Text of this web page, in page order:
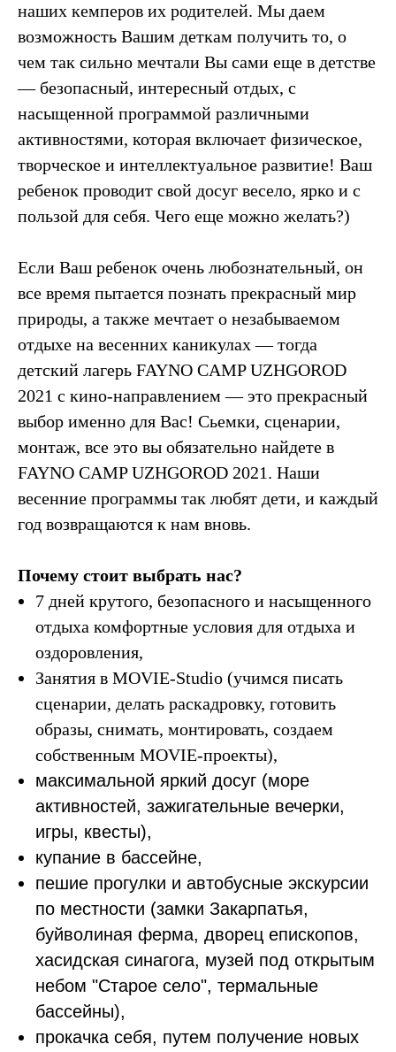
наших кемперов их родителей. Мы даем
возможность Вашим деткам получить то, о
чем так сильно мечтали Вы сами еще в детстве
— безопасный, интересный отдых, с
насыщенной программой различными
активностями, которая включает физическое,
творческое и интеллектуальное развитие! Ваш
ребенок проводит свой досуг весело, ярко и с
пользой для себя. Чего еще можно желать?)
Если Ваш ребенок очень любознательный, он
все время пытается познать прекрасный мир
природы, а также мечтает о незабываемом
отдыхе на весенних каникулах — тогда
детский лагерь FAYNO CAMP UZHGOROD
2021 с кино-направлением — это прекрасный
выбор именно для Вас! Сьемки, сценарии,
монтаж, все это вы обязательно найдете в
FAYNO CAMP UZHGOROD 2021. Наши
весенние программы так любят дети, и каждый
год возвращаются к нам вновь.
Почему стоит выбрать нас?
7 дней крутого, безопасного и насыщенного
отдыха комфортные условия для отдыха и
оздоровления,
Занятия в MOVIE-Studio (учимся писать
сценарии, делать раскадровку, готовить
образы, снимать, монтировать, создаем
собственным MOVIE-проекты),
максимальной яркий досуг (море
активностей, зажигательные вечерки,
игры, квесты),
купание в бассейне,
пешие прогулки и автобусные экскурсии
по местности (замки Закарпатья,
буйволиная ферма, дворец епископов,
хасидская синагога, музей под открытым
небом "Старое село", термальные
бассейны),
прокачка себя, путем получение новых